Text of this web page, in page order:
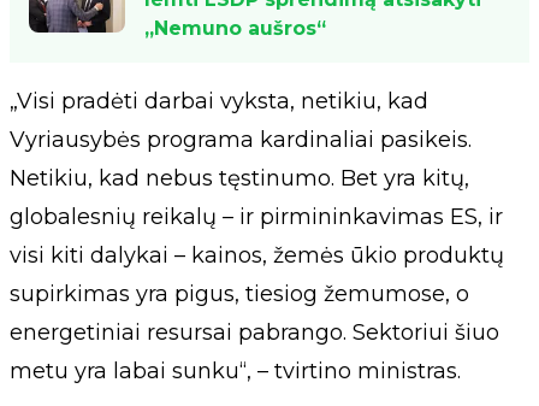
„Nemuno aušros“
„Visi pradėti darbai vyksta, netikiu, kad
Vyriausybės programa kardinaliai pasikeis.
Netikiu, kad nebus tęstinumo. Bet yra kitų,
globalesnių reikalų – ir pirmininkavimas ES, ir
visi kiti dalykai – kainos, žemės ūkio produktų
supirkimas yra pigus, tiesiog žemumose, o
energetiniai resursai pabrango. Sektoriui šiuo
metu yra labai sunku“, – tvirtino ministras.